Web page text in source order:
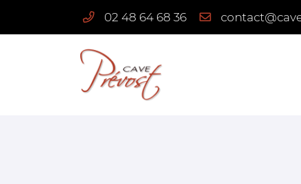
02 48 64 68 36
18110 Vignoux-sous-les-Aix
02 48 64 68 36